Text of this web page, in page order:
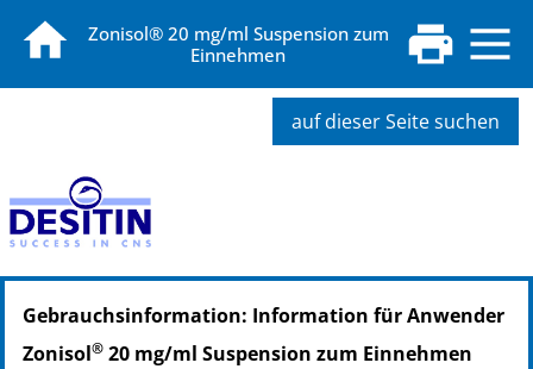
Zonisol® 20 mg/ml Suspension zum
Einnehmen
auf dieser Seite suchen
PZN: 15432171
PPN: 111543217107
NTIN: 04150154321714
Gebrauchsinformation: Information für Anwender
Zonisol® 20 mg/ml Suspension zum Einnehmen